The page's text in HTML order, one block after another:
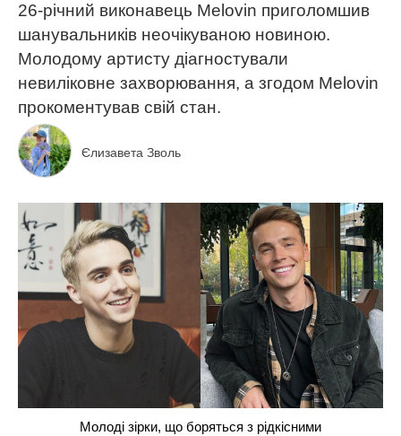
26-річний виконавець Melovin приголомшив
шанувальників неочікуваною новиною.
Молодому артисту діагностували
невиліковне захворювання, а згодом Melovin
прокоментував свій стан.
Єлизавета Зволь
Молоді зірки, що боряться з рідкісними